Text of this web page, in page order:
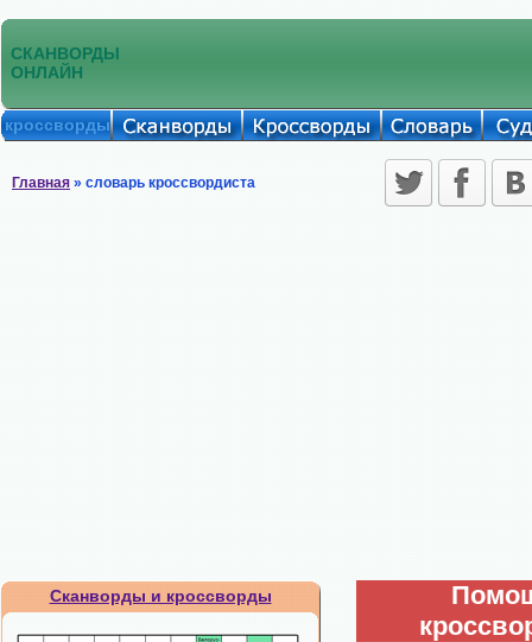
СКАНВОРДЫ
ОНЛАЙН
кроссворды
Главная » словарь кроссвордиста
Сканворды и кроссворды